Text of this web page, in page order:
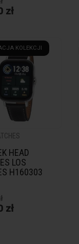
zł
KOLEKCJI
HEAD
LOS
H160303
zł